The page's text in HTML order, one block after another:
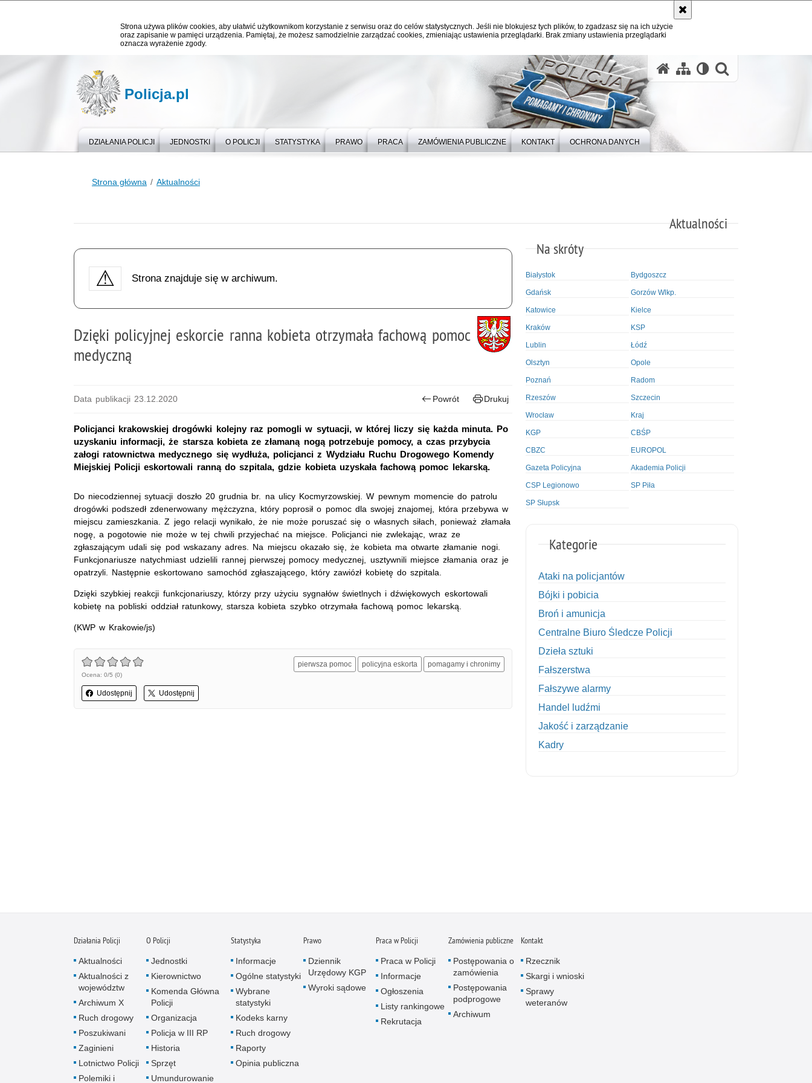
Strona używa plików cookies, aby ułatwić użytkownikom korzystanie z serwisu oraz do celów statystycznych. Jeśli nie blokujesz tych plików, to zgadzasz się na ich użycie
oraz zapisanie w pamięci urządzenia. Pamiętaj, że możesz samodzielnie zarządzać cookies, zmieniając ustawienia przeglądarki. Brak zmiany ustawienia przeglądarki
oznacza wyrażenie zgody.
Policja.pl
DZIAŁANIA POLICJI JEDNOSTKI O POLICJI STATYSTYKA PRAWO PRACA ZAMÓWIENIA PUBLICZNE KONTAKT OCHRONA DANYCH
Strona główna Aktualności
Aktualności
Strona znajduje się w archiwum.
Dzięki policyjnej eskorcie ranna kobieta otrzymała fachową pomoc
medyczną
Data publikacji 23.12.2020 Powrót Drukuj
Policjanci krakowskiej drogówki kolejny raz pomogli w sytuacji, w której liczy się każda minuta. Po
uzyskaniu informacji, że starsza kobieta ze złamaną nogą potrzebuje pomocy, a czas przybycia
załogi ratownictwa medycznego się wydłuża, policjanci z Wydziału Ruchu Drogowego Komendy
Miejskiej Policji eskortowali ranną do szpitala, gdzie kobieta uzyskała fachową pomoc lekarską.
Do niecodziennej sytuacji doszło 20 grudnia br. na ulicy Kocmyrzowskiej. W pewnym momencie do patrolu
drogówki podszedł zdenerwowany mężczyzna, który poprosił o pomoc dla swojej znajomej, która przebywa w
miejscu zamieszkania. Z jego relacji wynikało, że nie może poruszać się o własnych siłach, ponieważ złamała
nogę, a pogotowie nie może w tej chwili przyjechać na miejsce. Policjanci nie zwlekając, wraz ze
zgłaszającym udali się pod wskazany adres. Na miejscu okazało się, że kobieta ma otwarte złamanie nogi.
Funkcjonariusze natychmiast udzielili rannej pierwszej pomocy medycznej, usztywnili miejsce złamania oraz je
opatrzyli. Następnie eskortowano samochód zgłaszającego, który zawiózł kobietę do szpitala.
Dzięki szybkiej reakcji funkcjonariuszy, którzy przy użyciu sygnałów świetlnych i dźwiękowych eskortowali
kobietę na pobliski oddział ratunkowy, starsza kobieta szybko otrzymała fachową pomoc lekarską.
(KWP w Krakowie/js)
Ocena: 0/5 (0)
Udostępnij Udostępnij
pierwsza pomoc policyjna eskorta pomagamy i chronimy
Na skróty
Białystok Bydgoszcz
Gdańsk Gorzów Wlkp.
Katowice Kielce
Kraków KSP
Lublin Łódź
Olsztyn Opole
Poznań Radom
Rzeszów Szczecin
Wrocław Kraj
KGP CBŚP
CBZC EUROPOL
Gazeta Policyjna Akademia Policji
CSP Legionowo SP Piła
SP Słupsk
Kategorie
Ataki na policjantów
Bójki i pobicia
Broń i amunicja
Centralne Biuro Śledcze Policji
Dzieła sztuki
Fałszerstwa
Fałszywe alarmy
Handel ludźmi
Jakość i zarządzanie
Kadry
Nietrzeźwi kierujący
Nietrzeźwi opiekunowie
Działania Policji
Aktualności
Aktualności z
województw
Archiwum X
Ruch drogowy
Poszukiwani
Zaginieni
Lotnictwo Policji
Polemiki i
O Policji
Jednostki
Kierownictwo
Komenda Główna
Policji
Organizacja
Policja w III RP
Historia
Sprzęt
Umundurowanie
Statystyka
Informacje
Ogólne statystyki
Wybrane
statystyki
Kodeks karny
Ruch drogowy
Raporty
Opinia publiczna
Prawo
Dziennik
Urzędowy KGP
Wyroki sądowe
Praca w Policji
Praca w Policji
Informacje
Ogłoszenia
Listy rankingowe
Rekrutacja
Zamówienia publiczne
Postępowania o
zamówienia
Postępowania
podprogowe
Archiwum
Kontakt
Rzecznik
Skargi i wnioski
Sprawy
weteranów